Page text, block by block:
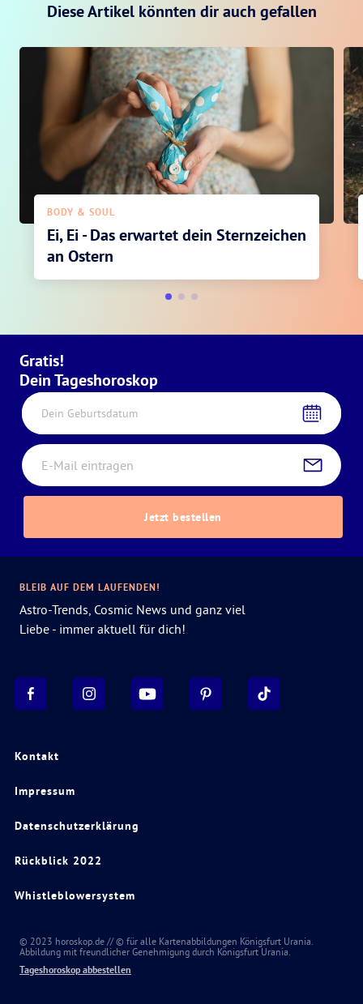
Diese Artikel könnten dir auch gefallen
BODY & SOUL
Ei, Ei - Das erwartet dein Sternzeichen
an Ostern
Gratis!
Dein Tageshoroskop
Dein Geburtsdatum
Jetzt bestellen
Kontakt
Impressum
Datenschutzerklärung
Rückblick 2022
Whistleblowersystem
BLEIB AUF DEM LAUFENDEN!
Astro-Trends, Cosmic News und ganz viel
Liebe - immer aktuell für dich!
© 2023 horoskop.de // © für alle Kartenabbildungen Königsfurt Urania.
Abbildung mit freundlicher Genehmigung durch Königsfurt Urania.
Tageshoroskop abbestellen